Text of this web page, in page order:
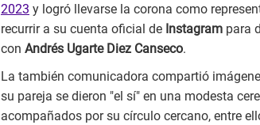
2023 y logró llevarse la corona como
recurrir a su cuenta oficial de Instagram para
con Andrés Ugarte Diez Canseco.
La también comunicadora compartió
su pareja se dieron "el sí" en una modesta
acompañados por su círculo cercano, entre